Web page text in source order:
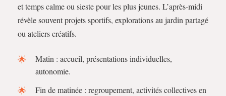
et temps calme ou sieste pour les plus jeunes. L’après-midi
révèle souvent projets sportifs, explorations au jardin partagé
ou ateliers créatifs.
Matin : accueil, présentations individuelles,
autonomie.
Fin de matinée : regroupement, activités collectives en